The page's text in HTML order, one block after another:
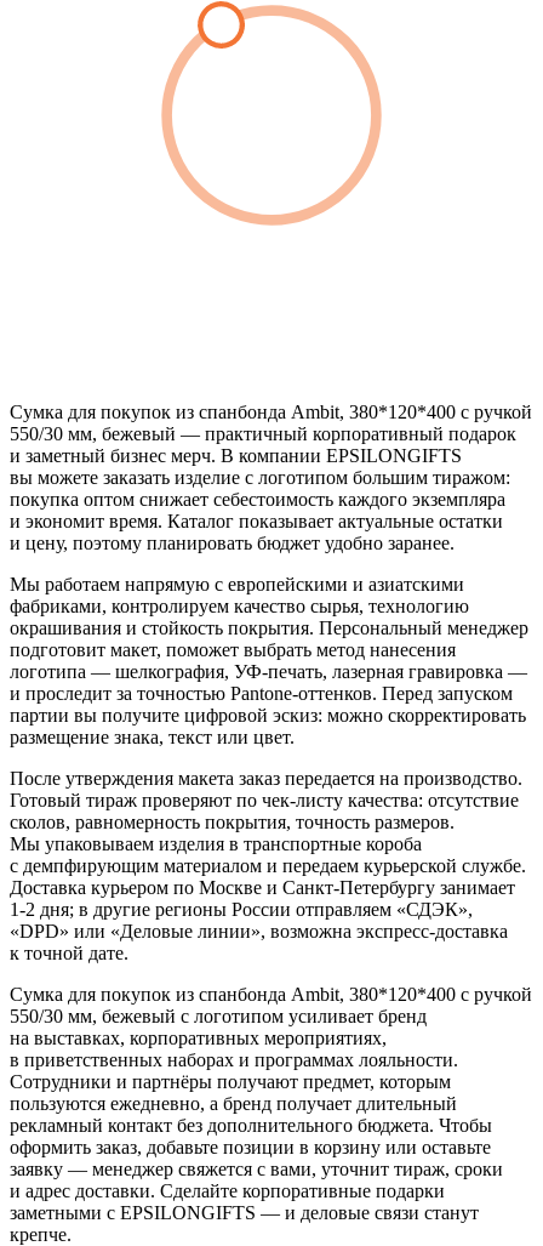
Сумка для покупок из спанбонда Ambit, 380*120*400 с ручкой
550/30 мм, бежевый — практичный корпоративный подарок
и заметный бизнес мерч. В компании EPSILONGIFTS
вы можете заказать изделие с логотипом большим тиражом:
покупка оптом снижает себестоимость каждого экземпляра
и экономит время. Каталог показывает актуальные остатки
и цену, поэтому планировать бюджет удобно заранее.
Мы работаем напрямую с европейскими и азиатскими
фабриками, контролируем качество сырья, технологию
окрашивания и стойкость покрытия. Персональный менеджер
подготовит макет, поможет выбрать метод нанесения
логотипа — шелкография, УФ-печать, лазерная гравировка —
и проследит за точностью Pantone-оттенков. Перед запуском
партии вы получите цифровой эскиз: можно скорректировать
размещение знака, текст или цвет.
После утверждения макета заказ передается на производство.
Готовый тираж проверяют по чек-листу качества: отсутствие
сколов, равномерность покрытия, точность размеров.
Мы упаковываем изделия в транспортные короба
с демпфирующим материалом и передаем курьерской службе.
Доставка курьером по Москве и Санкт-Петербургу занимает
1-2 дня; в другие регионы России отправляем «СДЭК»,
«DPD» или «Деловые линии», возможна экспресс-доставка
к точной дате.
Сумка для покупок из спанбонда Ambit, 380*120*400 с ручкой
550/30 мм, бежевый с логотипом усиливает бренд
на выставках, корпоративных мероприятиях,
в приветственных наборах и программах лояльности.
Сотрудники и партнёры получают предмет, которым
пользуются ежедневно, а бренд получает длительный
рекламный контакт без дополнительного бюджета. Чтобы
оформить заказ, добавьте позиции в корзину или оставьте
заявку — менеджер свяжется с вами, уточнит тираж, сроки
и адрес доставки. Сделайте корпоративные подарки
заметными с EPSILONGIFTS — и деловые связи станут
крепче.